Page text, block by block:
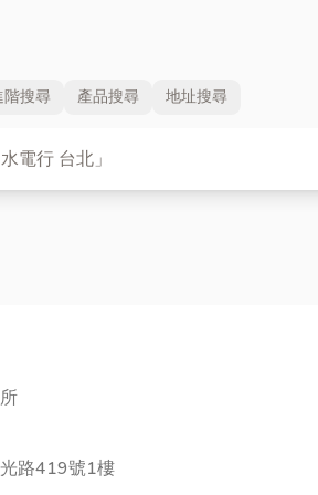
階搜尋 產品搜尋 地址搜尋
路419號1樓